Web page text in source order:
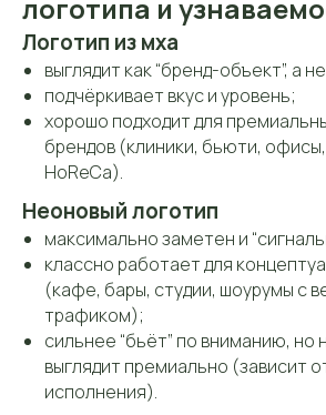
логотипа и
Логотип из мха
выглядит как “бренд-объект”, а
подчёркивает вкус и уровень;
хорошо подходит для
брендов (клиники, бьюти,
HoReCa).
Неоновый логотип
максимально заметен и
классно работает для
(кафе, бары, студии, шоурумы с
трафиком);
сильнее “бьёт” по вниманию, но
выглядит премиально (зависит
исполнения).